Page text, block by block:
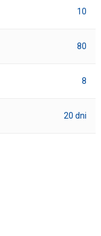
10
80
8
20 dni